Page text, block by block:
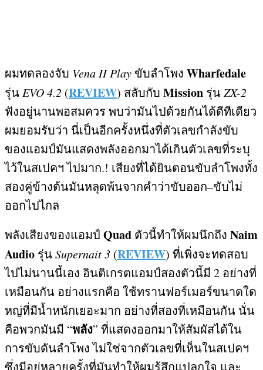
ผมทดลองจับ Vena II Play ขับลำโพง Wharfedale
รุ่น EVO 4.2 (REVIEW) สลับกับ Mission รุ่นZX-2
ฟังอยู่นานพอสมควร พบว่ามันไปด้วยกันได้ดีทีเดียว
ผมยอมรับว่า นี่เป็นอีกครั้งหนึ่งที่ตัวเลขกำลังขับ
ของแอมป์มันแสดงพลังออกมาได้เกินตัวเลขที่ระบุ
ไว้ในสเปคฯ ไปมาก.! เสียงที่ได้ยินตอนขับลำโพงทั้ง
สองคู่ข้างต้นมันหลุดพ้นจากคำว่าขับออก–ขับไม่
ออกไปไกล
พลังเสียงของแอมป์ Quad ตัวนี้ทำให้ผมนึกถึง Naim
Audio รุ่นSupernait 3 (REVIEW) ที่เพิ่งจะทดสอบ
ไปไม่นานนี้เอง อินติเกรตแอมป์สองตัวนี้มี 2 อย่างที่
เหมือนกัน อย่างแรกคือ ใช้ทรานฟอร์เมอร์ขนาดใด
หญ่ที่มีน้ำหนักเยอะมาก อย่างที่สองที่เหมือนกัน นั่น
คือพวกมันมี “พลัง” ที่แสดงออกมาให้สัมผัสได้ใน
การขับดันลำโพง ไม่ใช่จากตัวเลขที่เห็นในสเปคฯ
ซึ่งมีอยู่หลายครั้งที่มันทำให้ผมรู้สึกแปลกใจ และ